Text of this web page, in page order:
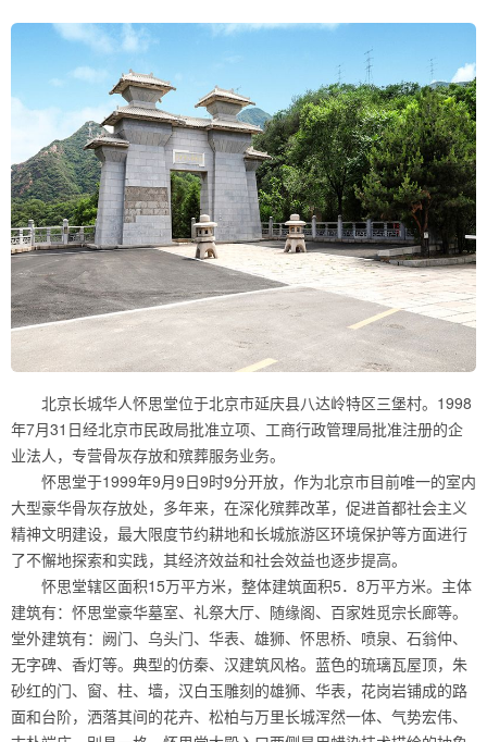
北京长城华人怀思堂位于北京市延庆县八达岭特区三堡村。1998
年7月31日经北京市民政局批准立项、工商行政管理局批准注册的企
业法人，专营骨灰存放和殡葬服务业务。
怀思堂于1999年9月9日9时9分开放，作为北京市目前唯一的室内
大型豪华骨灰存放处，多年来，在深化殡葬改革，促进首都社会主义
精神文明建设，最大限度节约耕地和长城旅游区环境保护等方面进行
了不懈地探索和实践，其经济效益和社会效益也逐步提高。
怀思堂辖区面积15万平方米，整体建筑面积5．8万平方米。主体
建筑有：怀思堂豪华墓室、礼祭大厅、随缘阁、百家姓觅宗长廊等。
堂外建筑有：阙门、乌头门、华表、雄狮、怀思桥、喷泉、石翁仲、
无字碑、香灯等。典型的仿秦、汉建筑风格。蓝色的琉璃瓦屋顶，朱
砂红的门、窗、柱、墙，汉白玉雕刻的雄狮、华表，花岗岩铺成的路
面和台阶，洒落其间的花卉、松柏与万里长城浑然一体、气势宏伟、